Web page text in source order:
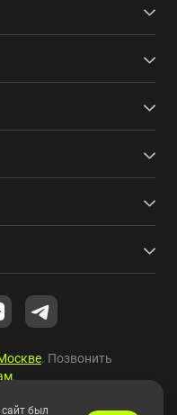
. Позвонить
.
был